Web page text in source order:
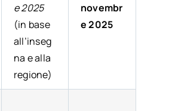
e 2025
(in base
all’inseg
na e alla
regione)
novembr
e 2025